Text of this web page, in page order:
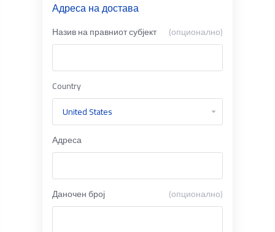
Адреса на достава
Назив на правниот субјект (опционално)
Country
Адреса
Даночен број (опционално)